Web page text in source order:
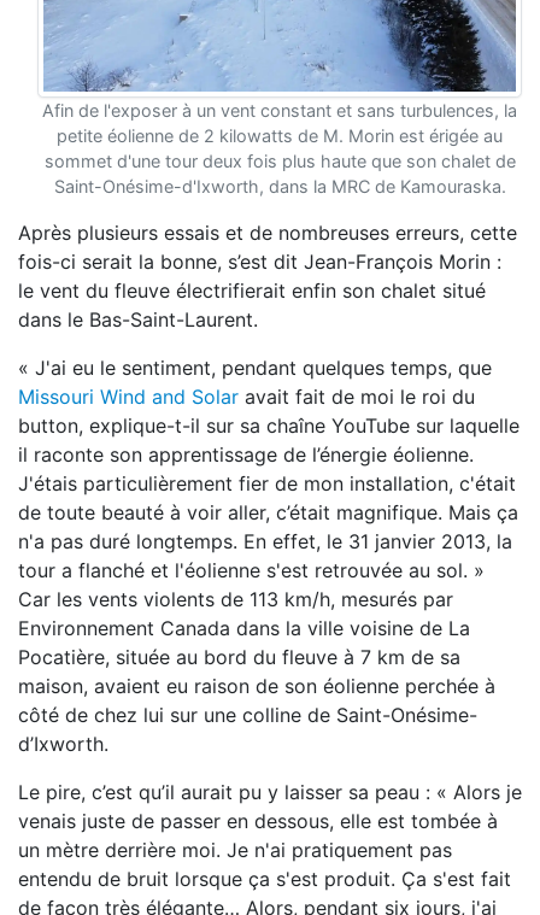
Afin de l'exposer à un vent constant et sans turbulences, la
petite éolienne de 2 kilowatts de M. Morin est érigée au
sommet d'une tour deux fois plus haute que son chalet de
Saint-Onésime-d'Ixworth, dans la MRC de Kamouraska.
Après plusieurs essais et de nombreuses erreurs, cette
fois-ci serait la bonne, s’est dit Jean-François Morin :
le vent du fleuve électrifierait enfin son chalet situé
dans le Bas-Saint-Laurent.
« J'ai eu le sentiment, pendant quelques temps, que
Missouri Wind and Solar avait fait de moi le roi du
button, explique-t-il sur sa chaîne YouTube sur laquelle
il raconte son apprentissage de l’énergie éolienne.
J'étais particulièrement fier de mon installation, c'était
de toute beauté à voir aller, c’était magnifique. Mais ça
n'a pas duré longtemps. En effet, le 31 janvier 2013, la
tour a flanché et l'éolienne s'est retrouvée au sol. »
Car les vents violents de 113 km/h, mesurés par
Environnement Canada dans la ville voisine de La
Pocatière, située au bord du fleuve à 7 km de sa
maison, avaient eu raison de son éolienne perchée à
côté de chez lui sur une colline de Saint-Onésime-
d’Ixworth.
Le pire, c’est qu’il aurait pu y laisser sa peau : « Alors je
venais juste de passer en dessous, elle est tombée à
un mètre derrière moi. Je n'ai pratiquement pas
entendu de bruit lorsque ça s'est produit. Ça s'est fait
de façon très élégante… Alors, pendant six jours, j'ai